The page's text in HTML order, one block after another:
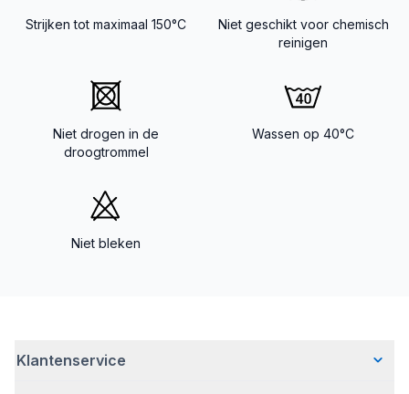
Strijken tot maximaal 150°C
Niet geschikt voor chemisch
reinigen
Niet drogen in de
droogtrommel
Wassen op 40°C
Niet bleken
Klantenservice